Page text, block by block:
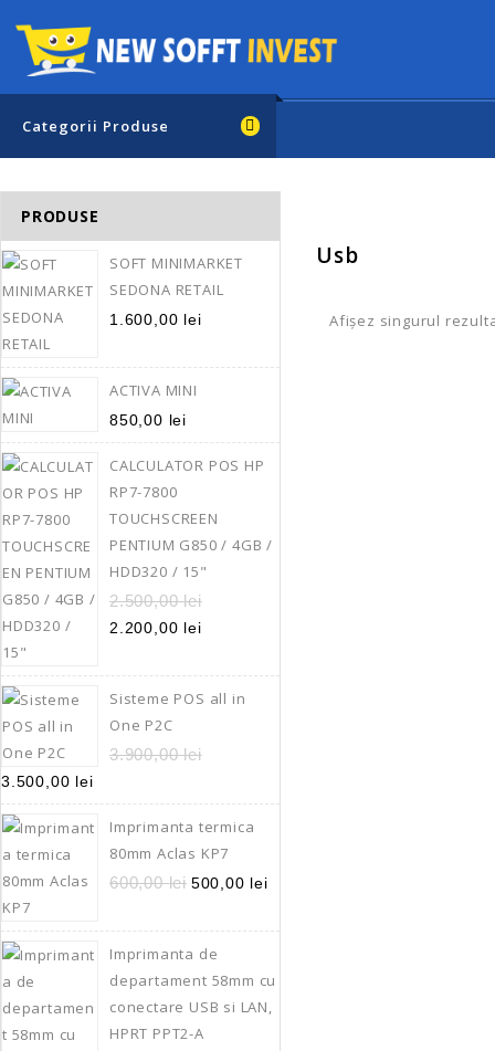
Categorii Produse
Usb
Afișez singurul
PRODUSE
SOFT MINIMARKET
SEDONA RETAIL
1.600,00 lei
ACTIVA MINI
850,00 lei
CALCULATOR POS HP
RP7-7800
TOUCHSCREEN
PENTIUM G850 / 4GB /
HDD320 / 15"
2.500,00lei
2.200,00 lei
Sisteme POS all in
One P2C
3.900,00lei
3.500,00 lei
Imprimanta termica
80mm Aclas KP7
600,00lei 500,00 lei
Imprimanta de
departament 58mm cu
conectare USB si LAN,
HPRT PPT2-A